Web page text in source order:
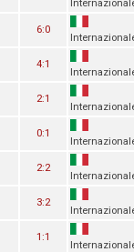
6:0
4:1
2:1
0:1
2:2
3:2
1:1